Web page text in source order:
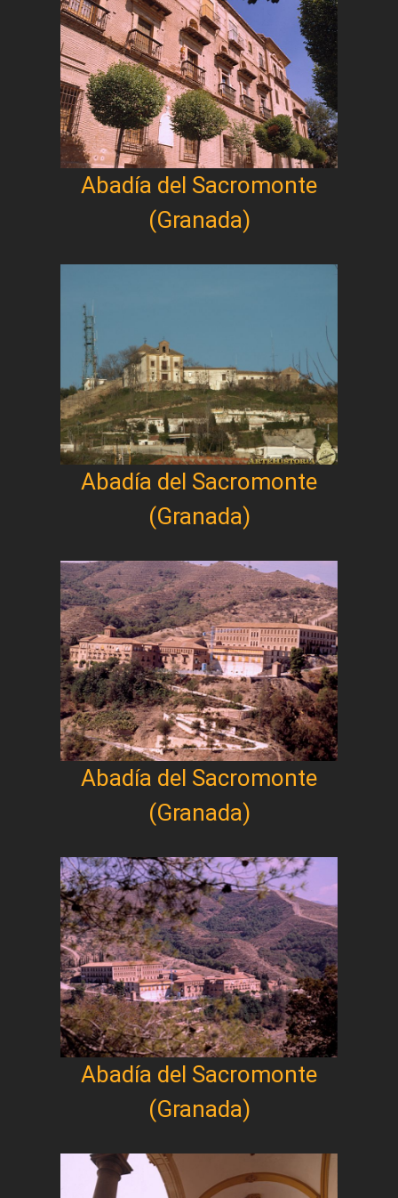
Abadía del Sacromonte
(Granada)
Abadía del Sacromonte
(Granada)
Abadía del Sacromonte
(Granada)
Abadía del Sacromonte
(Granada)